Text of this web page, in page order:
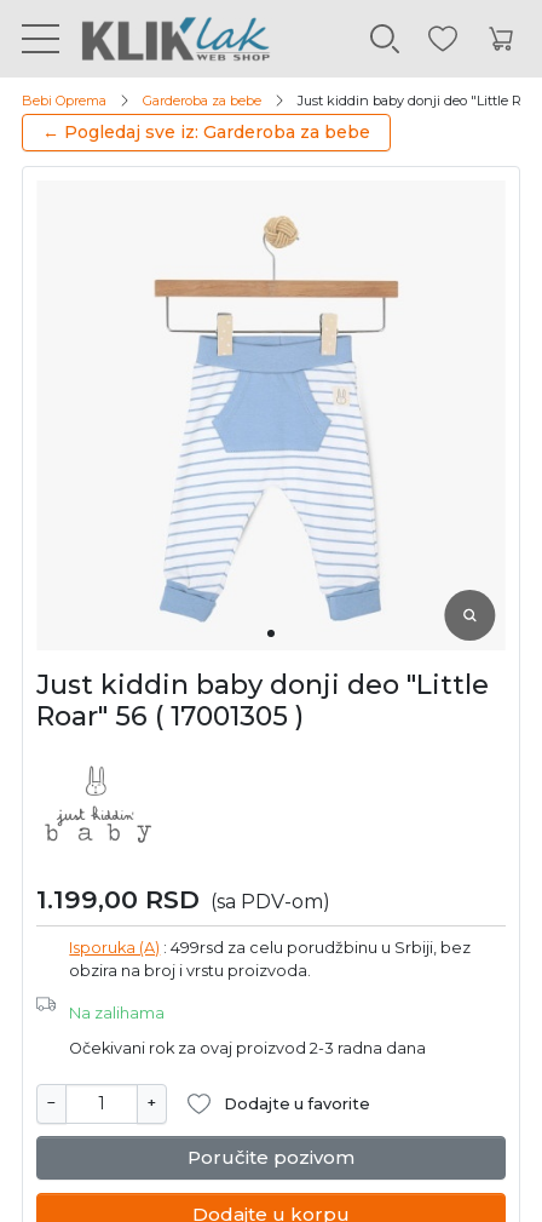
Bebi Oprema Garderoba za bebe Just kiddin baby donji deo "Little Roar"
← Pogledaj sve iz: Garderoba za bebe
Just kiddin baby donji deo "Little
Roar" 56 ( 17001305 )
1.199,00 RSD (sa PDV-om)
Isporuka (A) : 499rsd za celu porudžbinu u Srbiji, bez
obzira na broj i vrstu proizvoda.
Na zalihama
Očekivani rok za ovaj proizvod 2-3 radna dana
− + Dodajte u favorite
Poručite pozivom
Dodajte u korpu